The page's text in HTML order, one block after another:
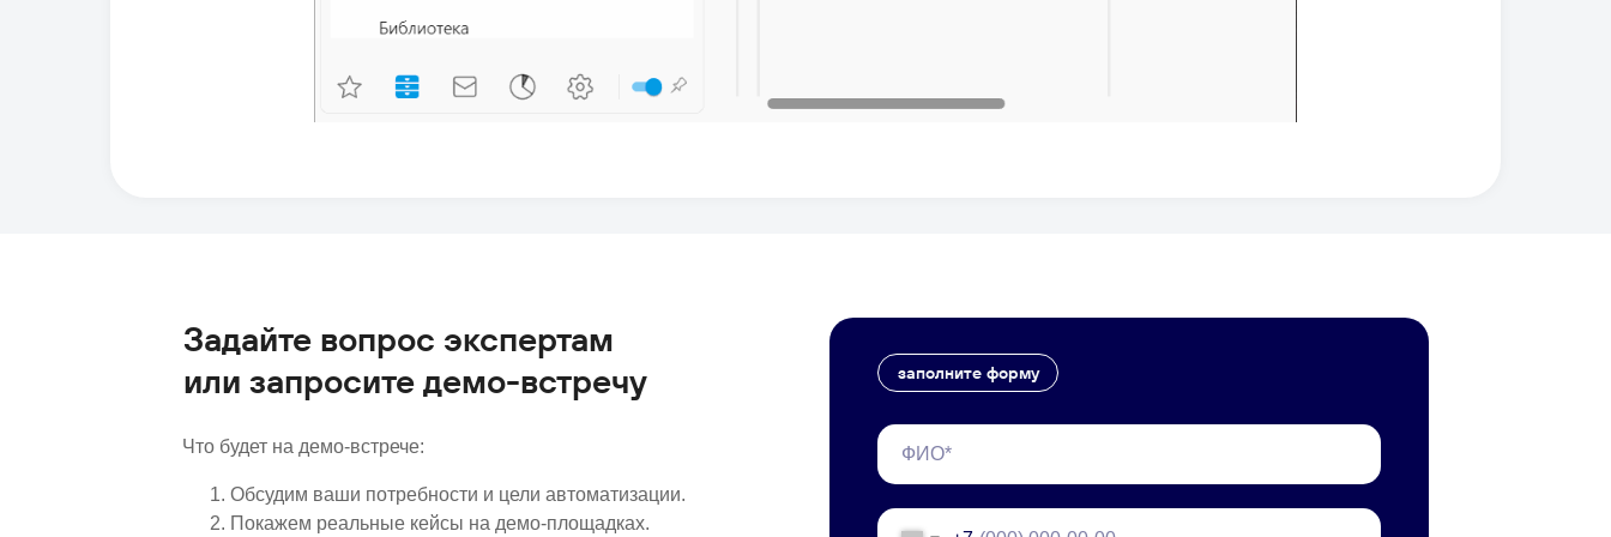
Что будет на демо-встрече:
Обсудим ваши потребности и цели автоматизации.
Покажем реальные кейсы на демо-площадках.
заполните форму
Задайте вопрос экспертам
или запросите демо-встречу